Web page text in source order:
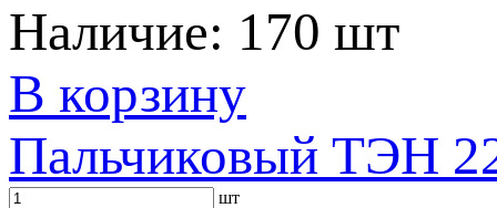
Наличие: 170 шт
В корзину
Пальчиковый ТЭН
шт